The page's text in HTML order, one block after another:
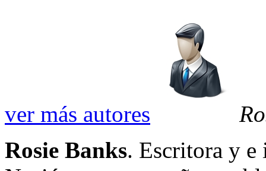
ver más autores
Rosie Banks. Escritora y